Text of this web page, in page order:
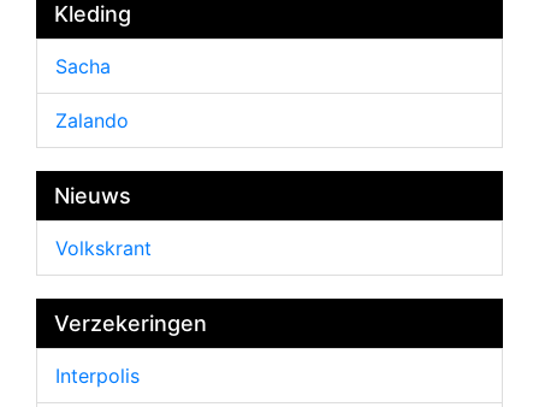
Kleding
Sacha
Zalando
Nieuws
Volkskrant
Verzekeringen
Interpolis